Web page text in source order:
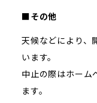
■その他
天候などにより、
います。
中止の際はホーム
ます。